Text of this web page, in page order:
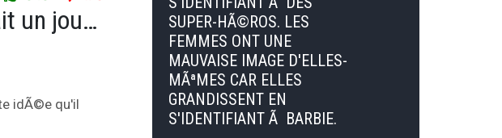
Qui n'a Ã©tÃ© terrifiÃ© par cette idÃ©e qu'il allait un jour oublier sa vie ?
idÃ©e qu'il
SUPER-HÃ©ROS. LES
FEMMES ONT UNE
MAUVAISE IMAGE D'ELLES-
MÃªMES CAR ELLES
GRANDISSENT EN
S'IDENTIFIANT Ã BARBIE.